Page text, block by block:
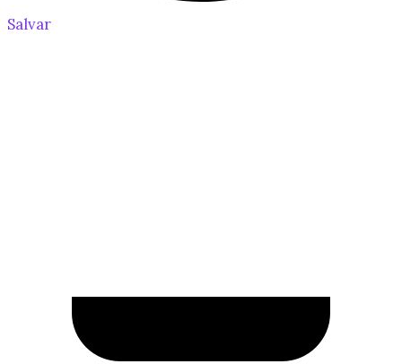
Salvar